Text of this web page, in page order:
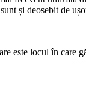
și deosebit de
este locul în care